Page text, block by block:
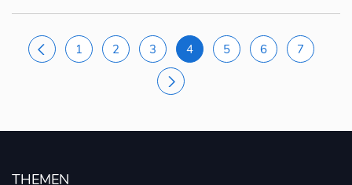
1 2 3 4(AKTUELL)
5 6 7
THEMEN